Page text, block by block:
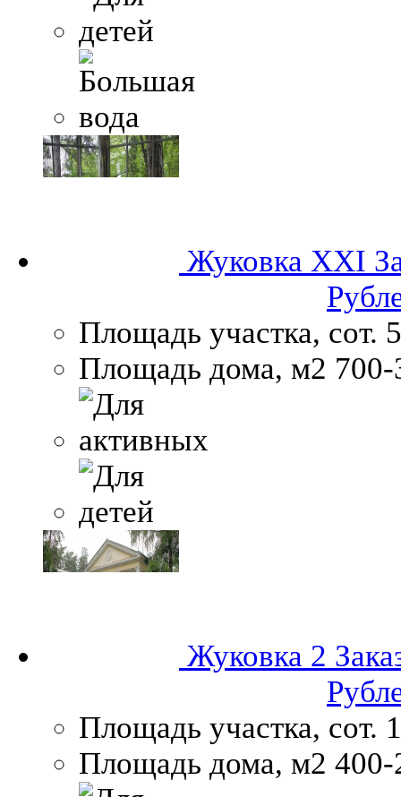
Жуковка XXI
Площадь участка, сот.
Площадь дома, м2
Жуковка 2
Площадь участка, сот.
Площадь дома, м2 400-